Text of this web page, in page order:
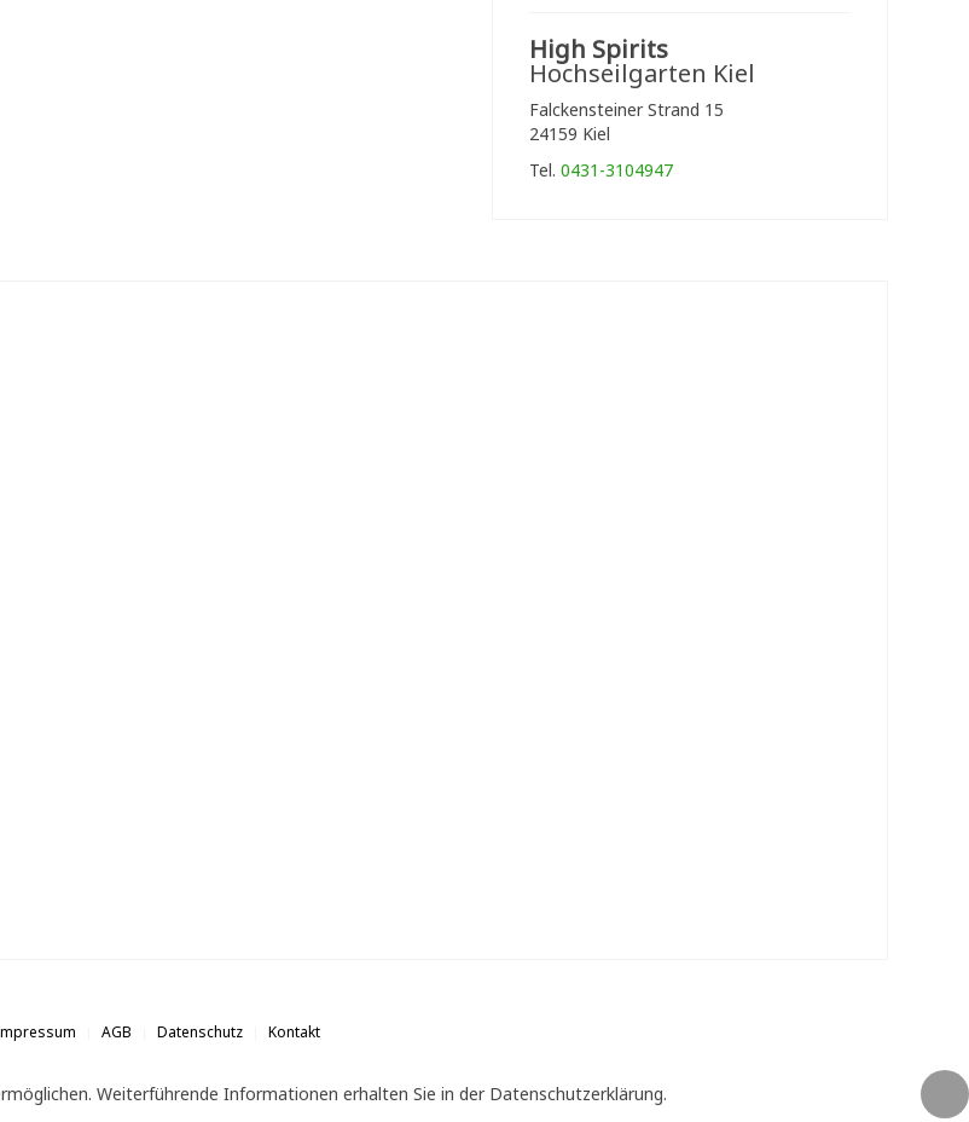
High Spirits
Hochseilgarten Kiel
Falckensteiner Strand 15
24159 Kiel
Tel. 0431-3104947
AGB Datenschutz Kontakt
Weiterführende Informationen erhalten Sie in der Datenschutzerklärung.